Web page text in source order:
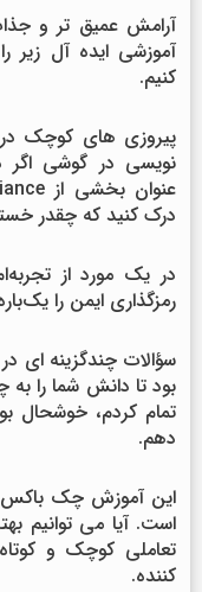
آرامش عمیق تر و
آموزشی ایده آل زیر
کنیم.
پیروزی های کوچک
نویسی در گوشی اگر
درک کنید که چقدر
در یک مورد از
رمزگذاری ایمن را
سؤالات چندگزینه ای
بود تا دانش شما را
تمام کردم، خوشحال
دهم.
این آموزش چک باکس
است. آیا می توانیم
تعاملی کوچک و
کننده.